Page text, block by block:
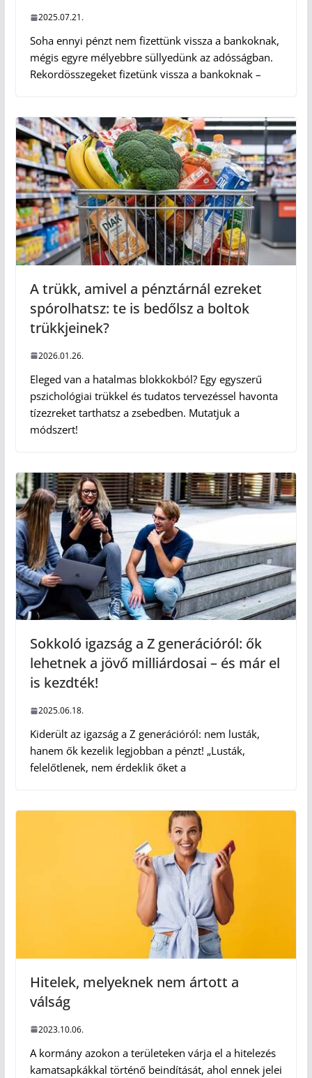
2025.07.21.
Soha ennyi pénzt nem fizettünk vissza a bankoknak,
mégis egyre mélyebbre süllyedünk az adósságban.
Rekordösszegeket fizetünk vissza a bankoknak –
A trükk, amivel a pénztárnál ezreket
spórolhatsz: te is bedőlsz a boltok
trükkjeinek?
2026.01.26.
Eleged van a hatalmas blokkokból? Egy egyszerű
pszichológiai trükkel és tudatos tervezéssel havonta
tízezreket tarthatsz a zsebedben. Mutatjuk a
módszert!
Sokkoló igazság a Z generációról: ők
lehetnek a jövő milliárdosai – és már el
is kezdték!
2025.06.18.
Kiderült az igazság a Z generációról: nem lusták,
hanem ők kezelik legjobban a pénzt! „Lusták,
felelőtlenek, nem érdeklik őket a
Hitelek, melyeknek nem ártott a
válság
2023.10.06.
A kormány azokon a területeken várja el a hitelezés
kamatsapkákkal történő beindítását, ahol ennek jelei